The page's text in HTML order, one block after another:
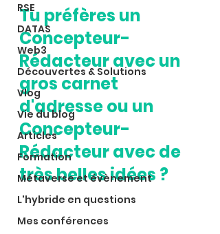
RSE
DATAS
Web3
Découvertes & Solutions
Vlog
Vie du blog
Articles
Formation
Métaverse et évènement
L'hybride en questions
Mes conférences
Tu préfères un
Concepteur-
Rédacteur avec un
gros carnet
d'adresse ou un
Concepteur-
Rédacteur avec de
très belles idées ?